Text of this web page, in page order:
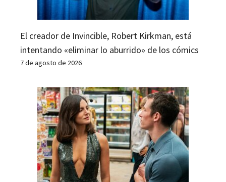
El creador de Invincible, Robert Kirkman, está
intentando «eliminar lo aburrido» de los cómics
7 de agosto de 2026